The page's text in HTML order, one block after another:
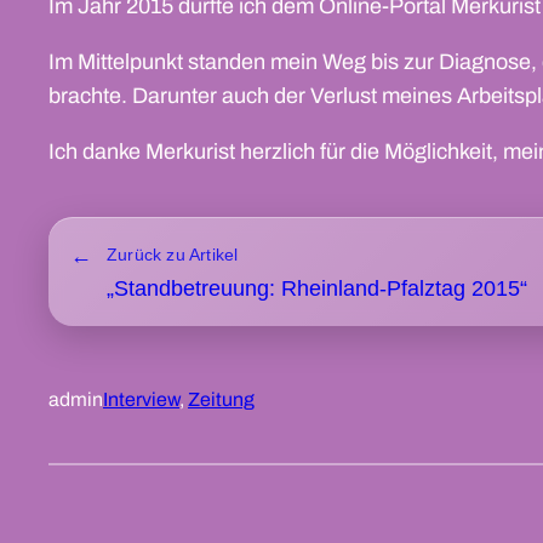
Im Jahr 2015 durfte ich dem Online-Portal
Im Mittelpunkt standen mein Weg bis zur
brachte. Darunter auch der Verlust meines
Ich danke Merkurist herzlich für die Möglichkeit,
Zurück zu Artikel
„Standbetreuung: Rheinland-Pfalztag 2015“
adminInterview, Zeitung